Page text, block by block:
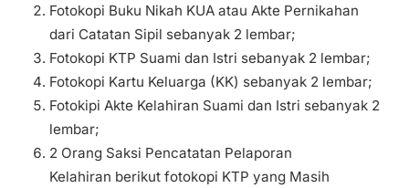
Fotokopi Buku Nikah KUA atau Akte Pernikahan
dari Catatan Sipil sebanyak 2 lembar;
Fotokopi KTP Suami dan Istri sebanyak 2 lembar;
Fotokopi Kartu Keluarga (KK) sebanyak 2 lembar;
Fotokipi Akte Kelahiran Suami dan Istri sebanyak 2
lembar;
2 Orang Saksi Pencatatan Pelaporan
Kelahiran berikut fotokopi KTP yang Masih